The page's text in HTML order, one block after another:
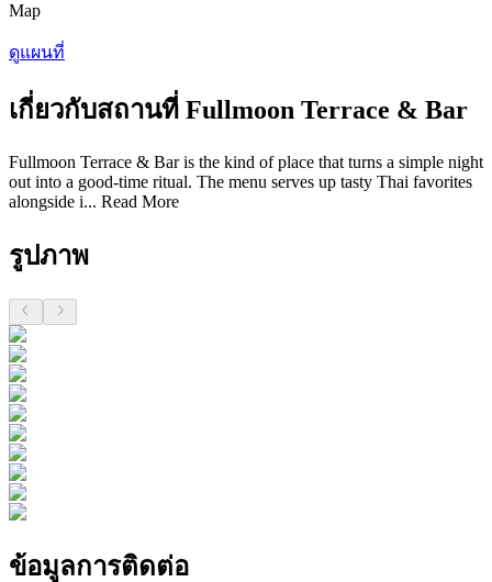
Map
ดูแผนที่
เกี่ยวกับสถานที่ Fullmoon Terrace & Bar
Fullmoon Terrace & Bar is the kind of place that turns a simple night
out into a good-time ritual. The menu serves up tasty Thai favorites
alongside i... Read More
รูปภาพ
ข้อมูลการติดต่อ